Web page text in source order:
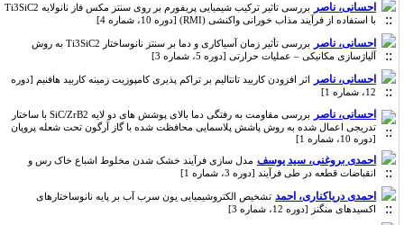
احسانی، ناصر
بررسی تاثیر ترکیب شیمیایی پریفورم بر روی سنتز مکس فاز نانولایه Ti3SiC2
با استفاده از فرآیند مذاب خورانی واکنشی (RMI) [دوره 10، شماره 4]
احسانی، ناصر
بررسی تأثیر زمان آسیاکاری و دما بر سنتز نانوساختار Ti3SiC2 به روش
آلیاژسازی مکانیکی – عملیات حرارتی [دوره 5، شماره 3]
احسانی، ناصر اثر افزودن کاربید تانتالیم بر تراکم پذیری کامپوزیت زمینه کاربید هافنیم [دوره
12، شماره 1]
احسانی، ناصر
بررسی مقاومت به رفتگی دما بالای پوشش های دو لایه SiC/ZrB2 با ساختار
تدریجی اعمال شده به روش پاشش پلاسمایی محافظت شده با گاز آرگون تحت شعله پروپان
[دوره 10، شماره 1]
احمدی بروغنی، سید یوسف مدل سازی فرآیند خشک شدن مخلوط اشباع خاک رس و
انقباضات قطعه در طی فرآیند [دوره 3، شماره 1]
احمدی دریاکناری، احمد تشخیص الکتروشیمیایی یون سرب آب بر پایه نانوساختارهای
اکسیدهای منگنز [دوره 12، شماره 3]